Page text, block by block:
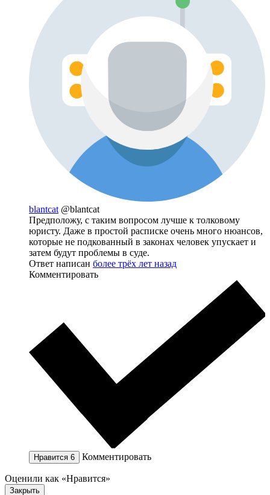
blantcat @blantcat
Предположу, с таким вопросом лучше к толковому
юристу. Даже в простой расписке очень много нюансов,
которые не подкованный в законах человек упускает и
затем будут проблемы в суде.
Ответ написан более трёх лет назад
Комментировать
Нравится 6 Комментировать
Оценили как «Нравится»
Закрыть